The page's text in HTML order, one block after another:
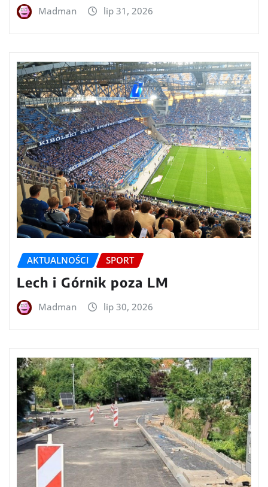
Madman lip 31, 2026
AKTUALNOŚCI SPORT
Lech i Górnik poza LM
Madman lip 30, 2026